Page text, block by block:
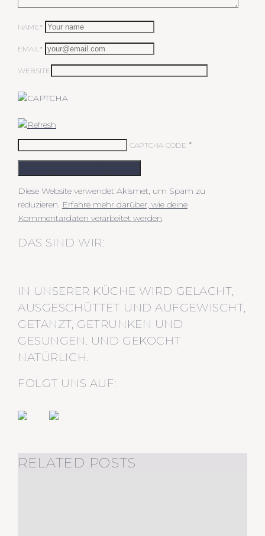
NAME*
EMAIL*
WEBSITE
CAPTCHA CODE *
Diese Website verwendet Akismet, um Spam zu
reduzieren. Erfahre mehr darüber, wie deine
Kommentardaten verarbeitet werden.
DAS SIND WIR:
IN UNSERER KÜCHE WIRD GELACHT,
AUSGESCHÜTTET UND AUFGEWISCHT,
GETANZT, GETRUNKEN UND
GESUNGEN. UND GEKOCHT
NATÜRLICH.
FOLGT UNS AUF:
RELATED POSTS